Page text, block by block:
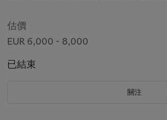
估價
EUR 6,000 - 8,000
已結束
關注